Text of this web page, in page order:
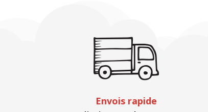
Envois rapide